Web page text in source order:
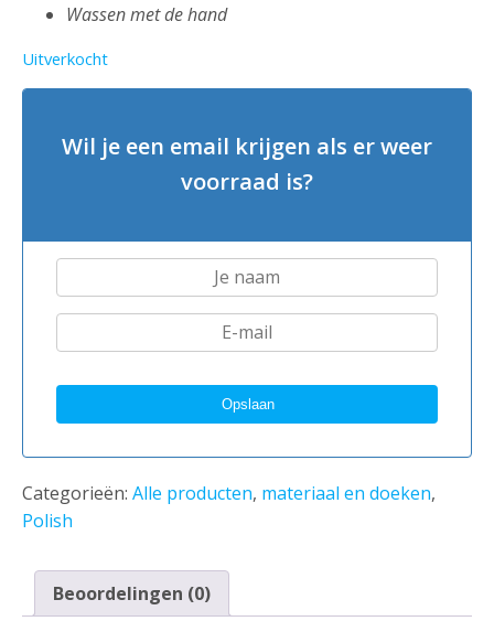
Wassen met de hand
Uitverkocht
Wil je een email krijgen als er weer
voorraad is?
Categorieën: Alle producten, materiaal en doeken,
Polish
Beoordelingen (0)